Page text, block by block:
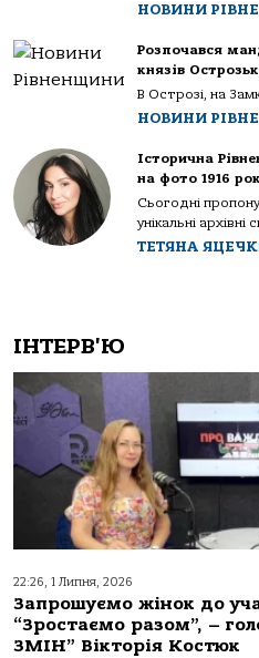
НОВИНИ
Розпочався
князів
В Острозі, на
НОВИНИ
Історична
на фото 1916
Сьогодні
унікальні архівні
ТЕТЯНА
ІНТЕРВ'Ю
22:26, 1 Липня, 2026
Запрошуємо жінок до
“Зростаємо разом”, –
ЗМІН” Вікторія Костюк